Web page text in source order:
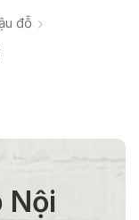
đỗ
Nội